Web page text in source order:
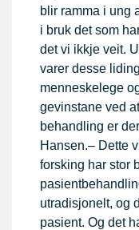
blir ramma i ung
i bruk det som
det vi ikkje veit.
varer desse
menneskelege
gevinstane ved
behandling er
Hansen.– Dette
forsking har stor
utradisjonelt, og
pasient. Og det